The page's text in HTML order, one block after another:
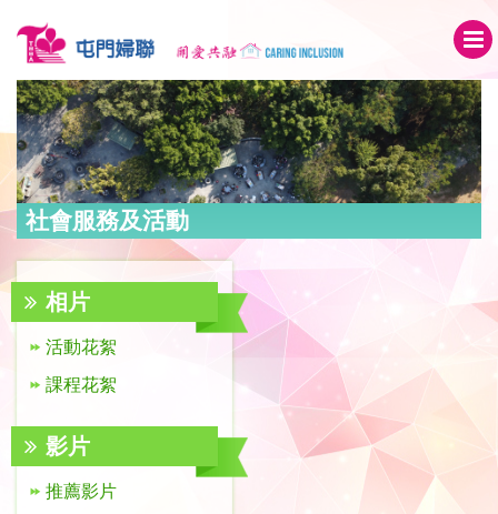
社會服務及活動
相片
活動花絮
課程花絮
影片
推薦影片